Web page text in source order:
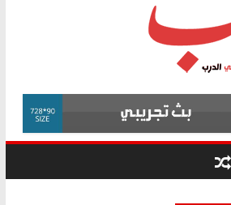
فرحات سليمان يكتب: القطاع الصحي إلى
حزب التحالف الشعبي يطلق لجنة “الحق
في الصحة” بالإسكندرية لرصد الانتهاكات
المرضى
الوزاري لمدينة الصحفيين.. وانتهاء أعمال
إنشاء المبنى الإداري
القومي لحقوق الإنسان يعلن
متابعة قضية الدكتور محمد زهران.. ويؤكد:
قرينة البراءة وضمانات المحاكمة العادلة